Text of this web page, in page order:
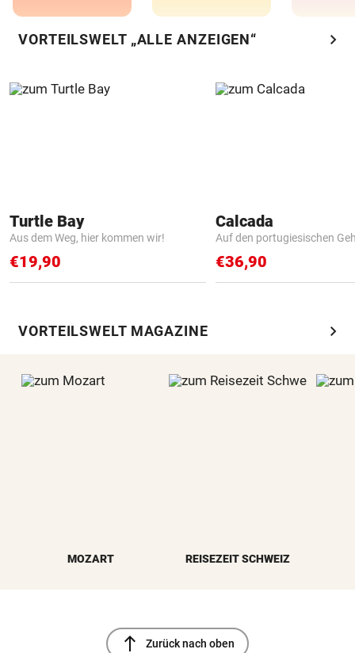
VORTEILSWELT „ALLE ANZEIGEN“ chevron_right
Turtle Bay
Aus dem Weg, hier kommen wir!
€19,90
Calcada
Auf den portugiesischen
€36,90
VORTEILSWELT MAGAZINE chevron_right
MOZART REISEZEIT SCHWEIZ
north Zurück nach oben